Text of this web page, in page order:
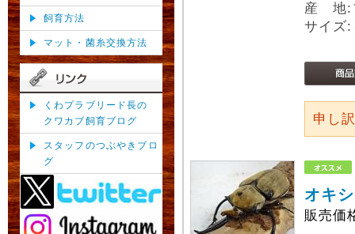
飼育方法
マット・菌糸交換方法
くわプラブリード長の
クワカブ飼育ブログ
スタッフのつぶやきブロ
グ
産 地:
サイズ
申し
オキ
販売価